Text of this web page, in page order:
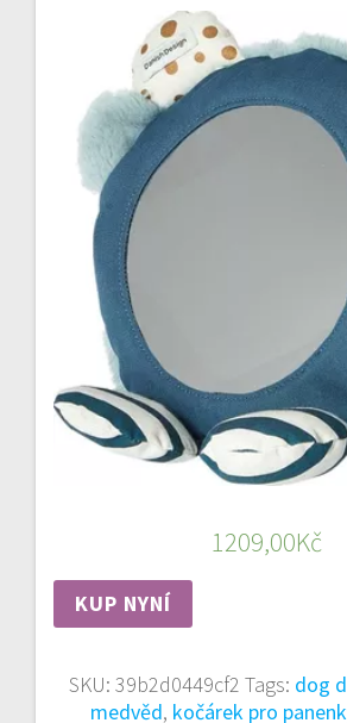
1209,00Kč
KUP NYNÍ
SKU: 39b2d0449cf2 Tags: dog
medvěd, kočárek pro